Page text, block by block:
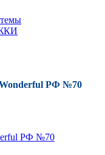
Wonderful РФ №70